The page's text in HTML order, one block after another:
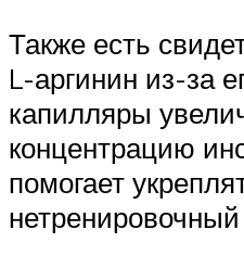
Также есть
L-аргинин из-за
капилляры
концентрацию
помогает